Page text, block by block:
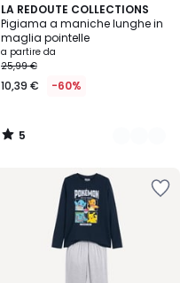
LA REDOUTE COLLECTIONS
Pigiama a maniche lunghe in
maglia pointelle
a partire da
25,99 €
10,39 € -60%
5
/
5
2
Colori
5
/